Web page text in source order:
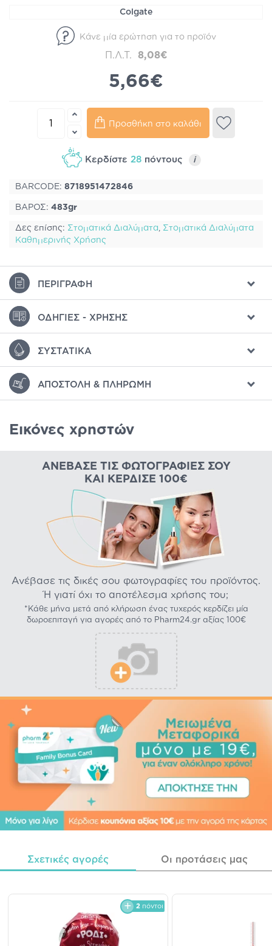
Colgate
Κάνε μία ερώτηση για το προϊόν
Π.Λ.Τ. 8,08€
5,66€
Προσθήκη στο καλάθι
Κερδίστε 28 πόντους i
BARCODE: 8718951472846
ΒΑΡΟΣ: 483gr
Δες επίσης: Στοματικά Διαλύματα, Στοματικά Διαλύματα
Kαθημερινής Χρήσης
ΠΕΡΙΓΡΑΦΉ
ΟΔΗΓΊΕΣ - ΧΡΉΣΗΣ
ΣΥΣΤΑΤΙΚΆ
ΑΠΟΣΤΟΛΉ & ΠΛΗΡΩΜΉ
Εικόνες χρηστών
ΑΝΈΒΑΣΕ ΤΙΣ ΦΩΤΟΓΡΑΦΊΕΣ ΣΟΥ
ΚΑΙ ΚΈΡΔΙΣΕ 100€
Ανέβασε τις δικές σου φωτογραφίες του προϊόντος.
Ή γιατί όχι το αποτέλεσμα χρήσης του;
*Κάθε μήνα μετά από κλήρωση ένας τυχερός κερδίζει μία
δωροεπιταγή για αγορές από το Pharm24.gr αξίας 100€
Σχετικές αγορές Οι προτάσεις μας
2 πόντοι